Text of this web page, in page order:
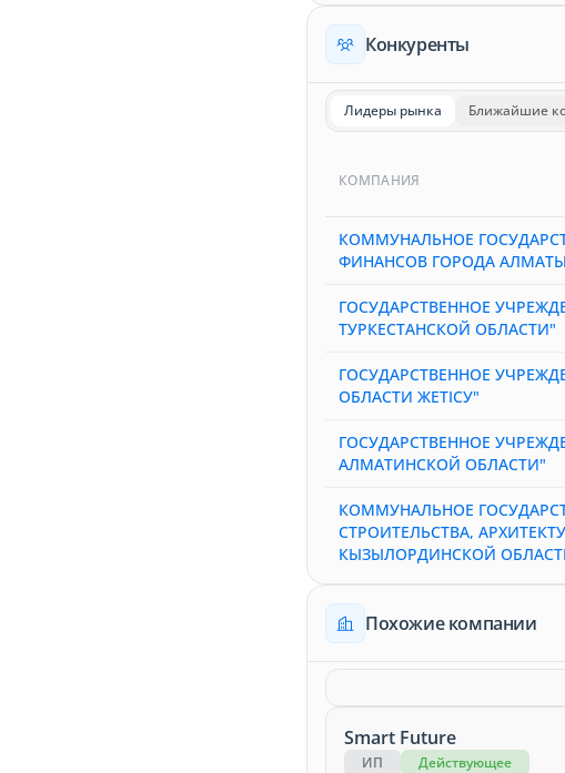
Конкуренты
Лидеры рынка Ближайшие
КОМПАНИЯ
КОММУНАЛЬНОЕ
ФИНАНСОВ ГОРОДА
ГОСУДАРСТВЕННОЕ
ТУРКЕСТАНСКОЙ ОБЛАСТИ"
ГОСУДАРСТВЕННОЕ
ОБЛАСТИ ЖЕТІСУ"
ГОСУДАРСТВЕННОЕ
АЛМАТИНСКОЙ ОБЛАСТИ"
КОММУНАЛЬНОЕ
СТРОИТЕЛЬСТВА,
КЫЗЫЛОРДИНСКОЙ
Похожие компании
Smart Future
ИП
Действующее